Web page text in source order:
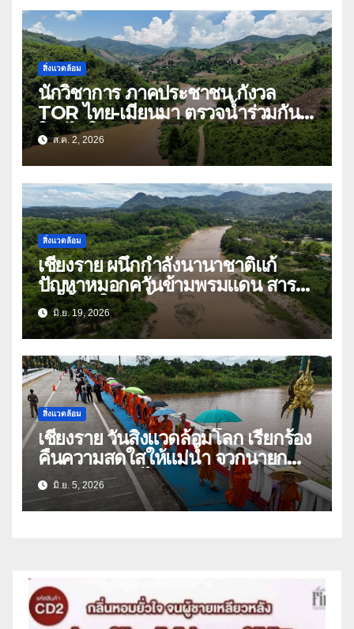
สิ่งแวดล้อม
นักวิชาการ ภาคประชาชน กังวล
TOR ไทย-เมียนมา ตรวจน้ำร่วมกัน
ใครได้ใครเสีย
ส.ค. 2, 2026
สิ่งแวดล้อม
เชียงราย ผนึกกำลังนานาชาติแก้
ปัญหาหมอกควันข้ามพรมแดน สาร
ปนเปื้อนในลุ่มน้ำกก
มิ.ย. 19, 2026
สิ่งแวดล้อม
เชียงราย วันสิ่งแวดล้อมโลก เรียกร้อง
คืนความสดใสให้แม่น้ำ จวกนายก
คณะรัฐมนตรี ไม่มารับฟังปัญหา
ประชาชน
มิ.ย. 5, 2026